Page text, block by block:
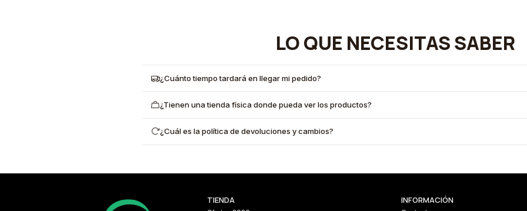
LO QUE NECESITAS SABER
¿Cuánto tiempo tardará en llegar mi pedido?
¿Tienen una tienda física donde pueda ver los productos?
¿Cuál es la política de devoluciones y cambios?
TIENDA INFORMACIÓN